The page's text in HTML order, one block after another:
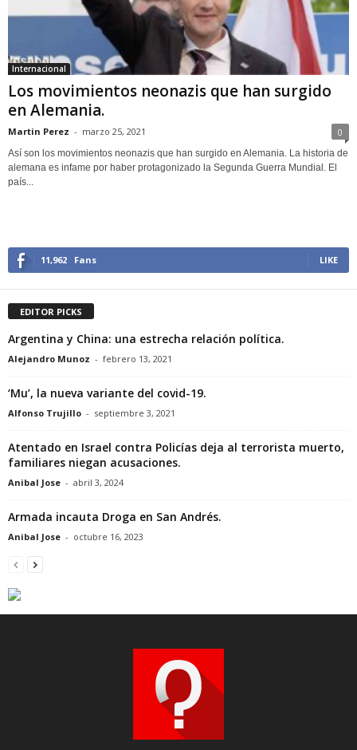
Internacional
Los movimientos neonazis que han surgido
en Alemania.
Martin Perez - marzo 25, 2021 0
Así son los movimientos neonazis que han surgido en Alemania. La historia de
alemana es infame por haber protagonizado la Segunda Guerra Mundial. El
país...
11,962 Fans LIKE
EDITOR PICKS
Argentina y China: una estrecha relación política.
Alejandro Munoz - febrero 13, 2021
‘Mu’, la nueva variante del covid-19.
Alfonso Trujillo - septiembre 3, 2021
Atentado en Israel contra Policías deja al terrorista muerto,
familiares niegan acusaciones.
Anibal Jose - abril 3, 2024
Armada incauta Droga en San Andrés.
Anibal Jose - octubre 16, 2023